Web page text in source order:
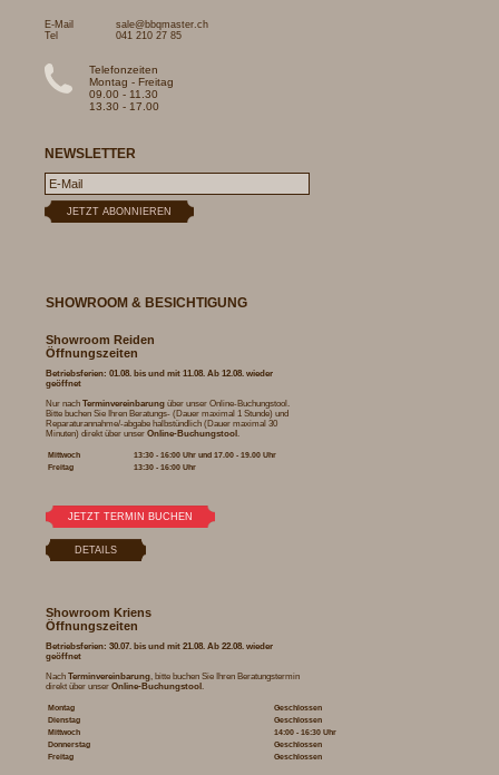
E-Mail
sale@bbqmaster.ch
Tel
041 210 27 85
Telefonzeiten
Montag - Freitag
09.00 - 11.30
13.30 - 17.00
NEWSLETTER
SHOWROOM & BESICHTIGUNG
Showroom Reiden
Öffnungszeiten
Betriebsferien: 01.08. bis und mit 11.08. Ab 12.08. wieder
geöffnet
Nur nach Terminvereinbarung über unser Online-Buchungstool.
Bitte buchen Sie Ihren Beratungs- (Dauer maximal 1 Stunde) und
Reparaturannahme/-abgabe halbstündlich (Dauer maximal 30
Minuten) direkt über unser Online-Buchungstool
Mittwoch
13:30 - 16:00 Uhr und 17.00 - 19.00 Uhr
Freitag
13:30 - 16:00 Uhr
Showroom Kriens
Öffnungszeiten
Betriebsferien: 30.07. bis und mit 21.08. Ab 22.08. wieder
geöffnet
Nach Terminvereinbarung , bitte buchen Sie Ihren Beratungstermin
direkt über unser Online-Buchungstool
Montag
Geschlossen
Dienstag
Geschlossen
Mittwoch
14:00 - 16:30 Uhr
Donnerstag
Geschlossen
Freitag
Geschlossen